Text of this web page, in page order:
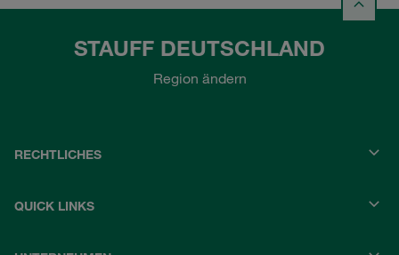
STAUFF DEUTSCHLAND
Region ändern
RECHTLICHES
QUICK LINKS